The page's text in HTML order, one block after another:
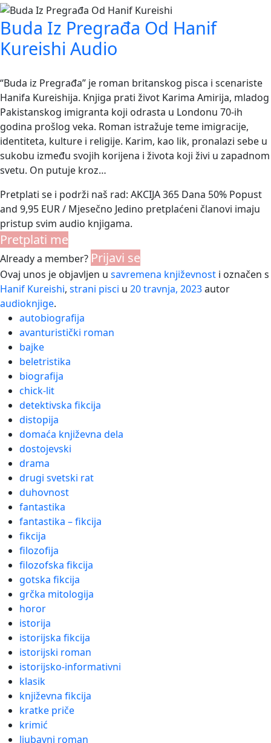
Buda Iz Pregrađa Od Hanif
Kureishi Audio
“Buda iz Pregrađa” je roman britanskog pisca i scenariste
Hanifa Kureishija. Knjiga prati život Karima Amirija, mladog
Pakistanskog imigranta koji odrasta u Londonu 70-ih
godina prošlog veka. Roman istražuje teme imigracije,
identiteta, kulture i religije. Karim, kao lik, pronalazi sebe u
sukobu između svojih korijena i života koji živi u zapadnom
svetu. On putuje kroz…
Pretplati se i podrži naš rad: AKCIJA 365 Dana 50% Popust
and 9,95 EUR / Mjesečno Jedino pretplaćeni članovi imaju
pristup svim audio knjigama.
Pretplati me
Already a member? Prijavi se
Ovaj unos je objavljen u savremena književnost i označen s
Hanif Kureishi, strani pisci u 20 travnja, 2023autor
audioknjige.
autobiografija
avanturistički roman
bajke
beletristika
biografija
chick-lit
detektivska fikcija
distopija
domaća književna dela
dostojevski
drama
drugi svetski rat
duhovnost
fantastika
fantastika – fikcija
fikcija
filozofija
filozofska fikcija
gotska fikcija
grčka mitologija
horor
istorija
istorijska fikcija
istorijski roman
istorijsko-informativni
klasik
književna fikcija
kratke priče
krimić
ljubavni roman